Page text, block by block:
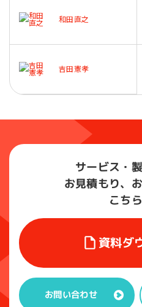
和田直之
吉田憲孝
サービス・
お見積もり、
こち
資料ダ
お問い合わせ